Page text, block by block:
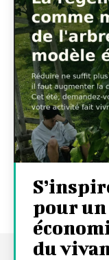
pour
du